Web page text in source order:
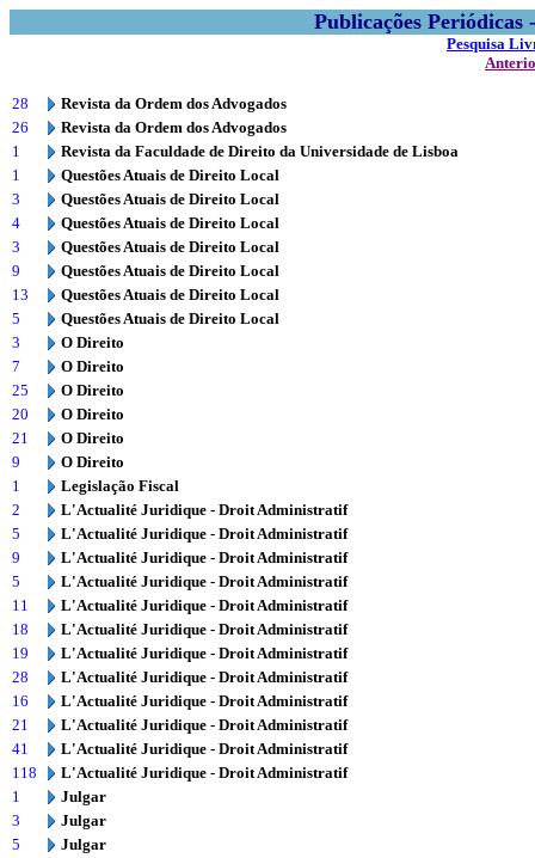
Publicações
Pesquisa
28
Revista da Ordem dos Advogados
26
Revista da Ordem dos Advogados
1
Revista da Faculdade de Direito da Universidade de Lisboa
1
Questões Atuais de Direito Local
3
Questões Atuais de Direito Local
4
Questões Atuais de Direito Local
3
Questões Atuais de Direito Local
9
Questões Atuais de Direito Local
13
Questões Atuais de Direito Local
5
Questões Atuais de Direito Local
3
O Direito
7
O Direito
25
O Direito
20
O Direito
21
O Direito
9
O Direito
1
Legislação Fiscal
2
L'Actualité Juridique - Droit Administratif
5
L'Actualité Juridique - Droit Administratif
9
L'Actualité Juridique - Droit Administratif
5
L'Actualité Juridique - Droit Administratif
11
L'Actualité Juridique - Droit Administratif
18
L'Actualité Juridique - Droit Administratif
19
L'Actualité Juridique - Droit Administratif
28
L'Actualité Juridique - Droit Administratif
16
L'Actualité Juridique - Droit Administratif
21
L'Actualité Juridique - Droit Administratif
41
L'Actualité Juridique - Droit Administratif
118
L'Actualité Juridique - Droit Administratif
1
Julgar
3
Julgar
5
Julgar